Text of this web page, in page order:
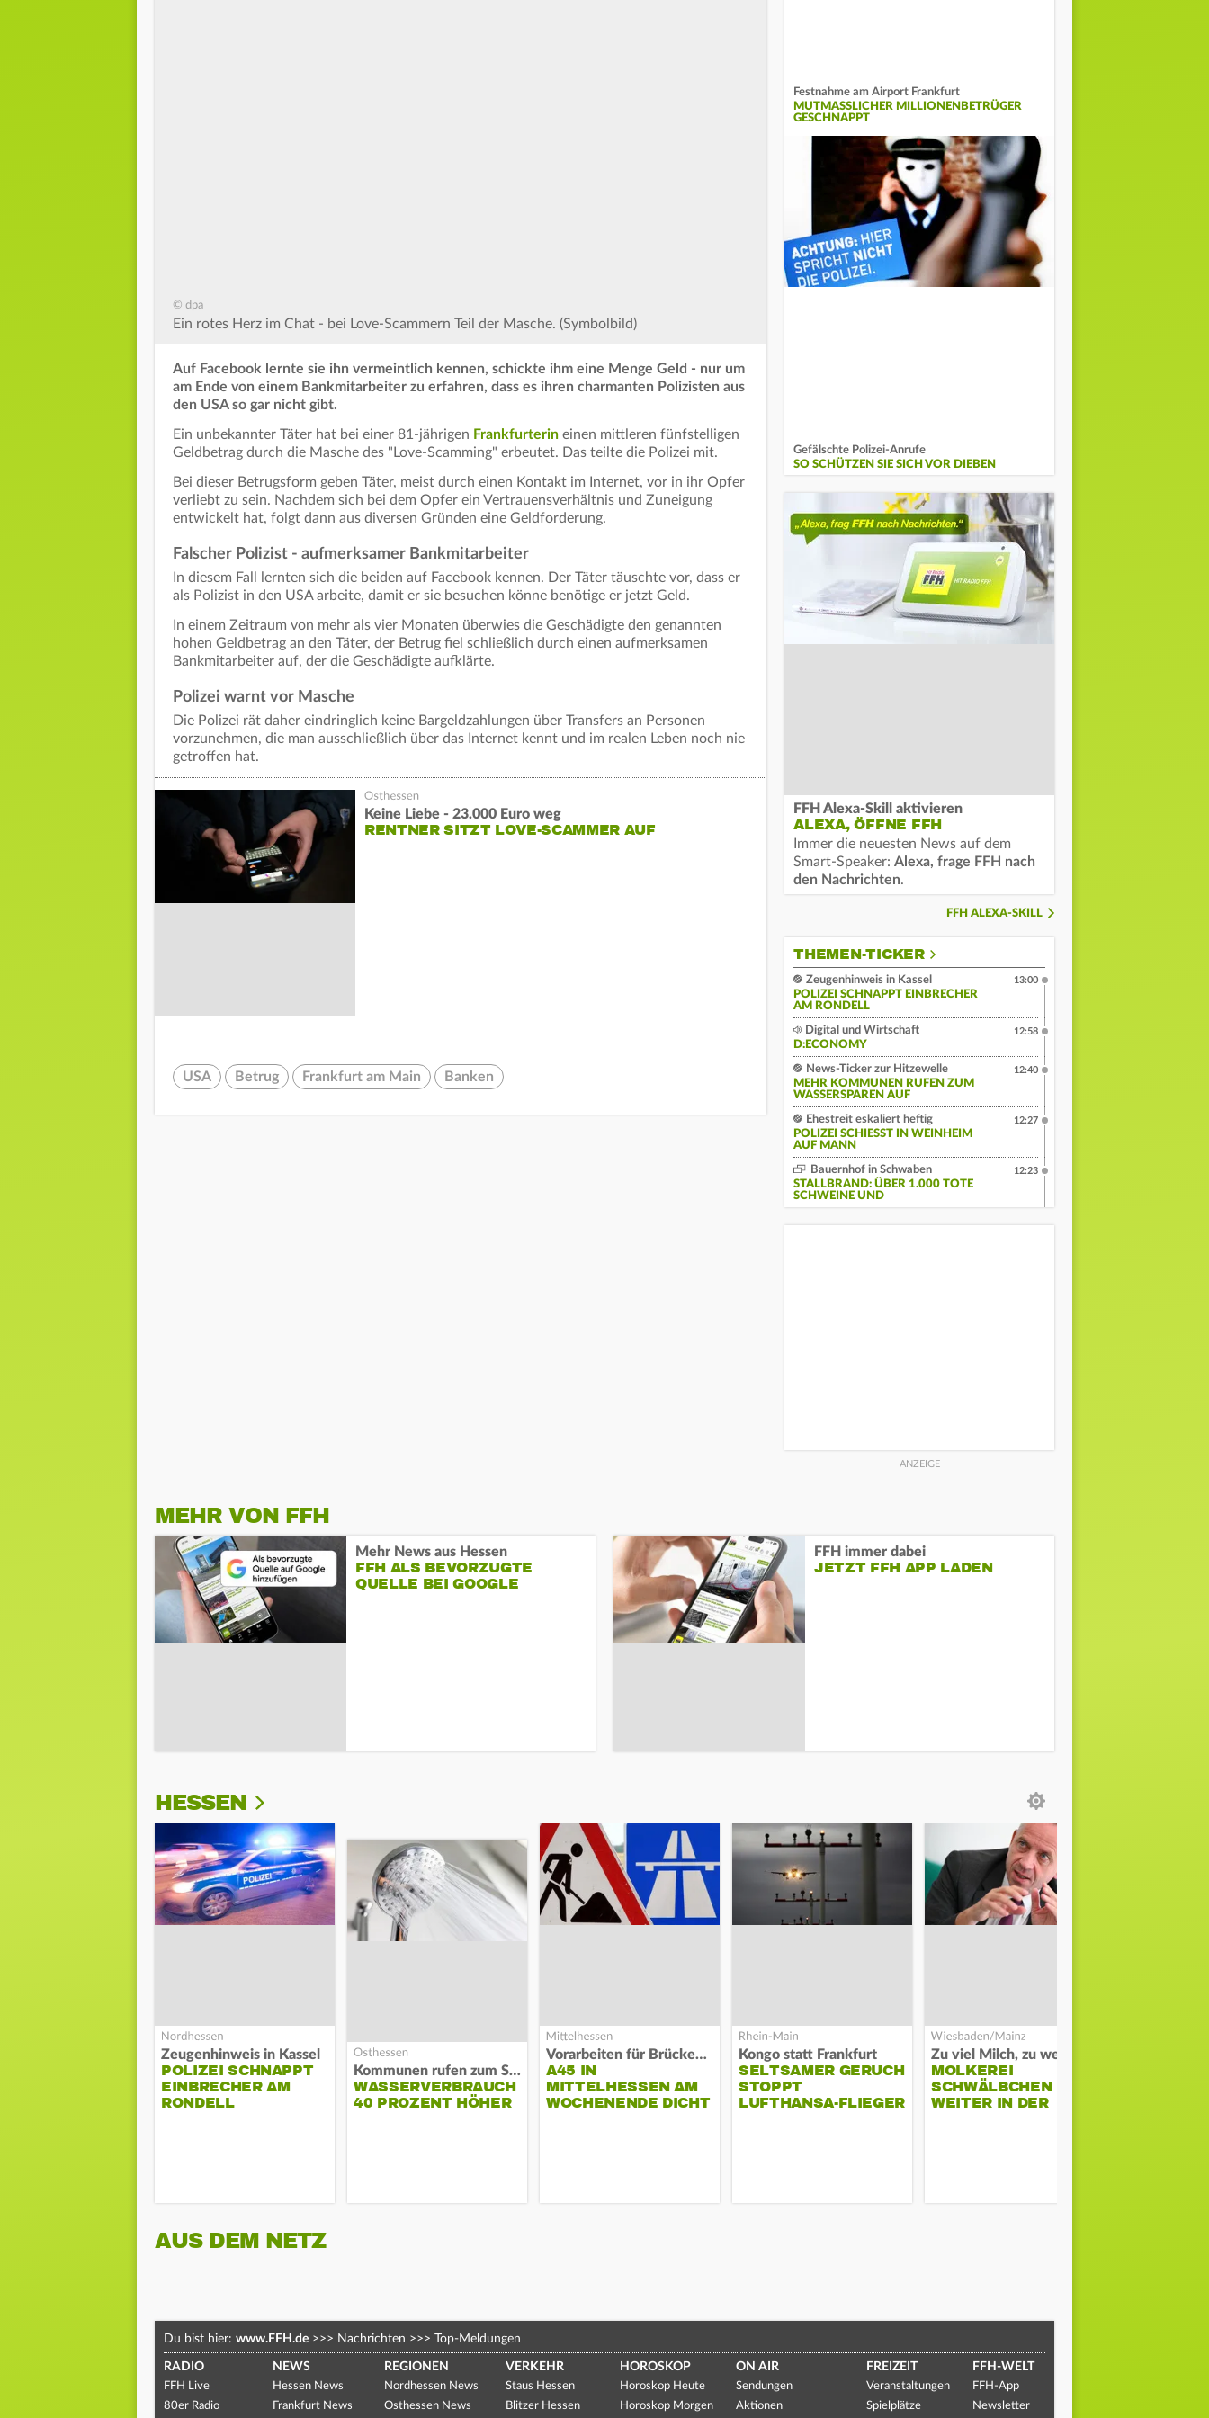
© dpa
Ein rotes Herz im Chat - bei Love-Scammern Teil der Masche. (Symbolbild)
Auf Facebook lernte sie ihn vermeintlich kennen, schickte ihm eine Menge Geld - nur um
am Ende von einem Bankmitarbeiter zu erfahren, dass es ihren charmanten Polizisten aus
den USA so gar nicht gibt.
Ein unbekannter Täter hat bei einer 81-jährigen Frankfurterin einen mittleren fünfstelligen
Geldbetrag durch die Masche des "Love-Scamming" erbeutet. Das teilte die Polizei mit.
Bei dieser Betrugsform geben Täter, meist durch einen Kontakt im Internet, vor in ihr Opfer
verliebt zu sein. Nachdem sich bei dem Opfer ein Vertrauensverhältnis und Zuneigung
entwickelt hat, folgt dann aus diversen Gründen eine Geldforderung.
Falscher Polizist - aufmerksamer Bankmitarbeiter
In diesem Fall lernten sich die beiden auf Facebook kennen. Der Täter täuschte vor, dass er
als Polizist in den USA arbeite, damit er sie besuchen könne benötige er jetzt Geld.
In einem Zeitraum von mehr als vier Monaten überwies die Geschädigte den genannten
hohen Geldbetrag an den Täter, der Betrug fiel schließlich durch einen aufmerksamen
Bankmitarbeiter auf, der die Geschädigte aufklärte.
Polizei warnt vor Masche
Die Polizei rät daher eindringlich keine Bargeldzahlungen über Transfers an Personen
vorzunehmen, die man ausschließlich über das Internet kennt und im realen Leben noch nie
getroffen hat.
Keine Liebe - 23.000 Euro weg
RENTNER SITZT LOVE-SCAMMER AUF
USA Betrug Frankfurt am Main Banken
Festnahme am Airport Frankfurt
MUTMASSLICHER MILLIONENBETRÜGER G
ESCHNAPPT
Gefälschte Polizei-Anrufe
SO SCHÜTZEN SIE SICH VOR DIEBEN
FFH Alexa-Skill aktivieren
ALEXA, ÖFFNE FFH
Immer die neuesten News auf dem
Smart-Speaker: Alexa, frage FFH nach
den Nachrichten.
FFH ALEXA-SKILL
THEMEN-TICKER
Zeugenhinweis in Kassel
POLIZEI SCHNAPPT EINBRECHER
AM RONDELL
13:00
Digital und Wirtschaft
D:ECONOMY
12:58
News-Ticker zur Hitzewelle
MEHR KOMMUNEN RUFEN ZUM
WASSERSPAREN AUF
12:40
Ehestreit eskaliert heftig
POLIZEI SCHIESST IN WEINHEIM A
UF MANN
12:27
Bauernhof in Schwaben
STALLBRAND: ÜBER 1.000 TOTE
SCHWEINE UND
12:23
MEHR VON FFH
Mehr News aus Hessen
FFH ALS BEVORZUGTE
QUELLE BEI GOOGLE
FFH immer dabei
JETZT FFH APP LADEN
HESSEN
Zeugenhinweis in Kassel
POLIZEI SCHNAPPT
EINBRECHER AM
RONDELL
Kommunen rufen zum Sparen auf
WASSERVERBRAUCH
40 PROZENT HÖHER
Vorarbeiten für Brücken-Neubau
A45 IN
MITTELHESSEN AM
WOCHENENDE DICHT
Kongo statt Frankfurt
SELTSAMER GERUCH
STOPPT
LUFTHANSA-FLIEGER
MOLKEREI
SCHWÄLBCHEN
WEITER IN DER
AUS DEM NETZ
Du bist hier: www.FFH.de >>> Nachrichten >>> Top-Meldungen
RADIO
FFH Live
80er Radio
NEWS
Hessen News
Frankfurt News
REGIONEN
Nordhessen News
Osthessen News
VERKEHR
Staus Hessen
Blitzer Hessen
HOROSKOP
Horoskop Heute
Horoskop Morgen
ON AIR
Sendungen
Aktionen
FREIZEIT
Veranstaltungen
Spielplätze
FFH-WELT
FFH-App
Newsletter